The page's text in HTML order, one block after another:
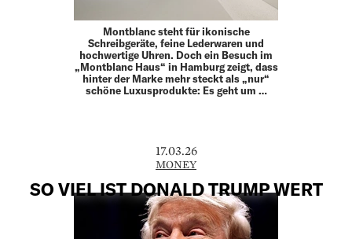
Montblanc steht für ikonische
Schreibgeräte, feine Leder­waren und
hochwertige Uhren. Doch ein Besuch im
„Montblanc Haus“ in Hamburg zeigt, dass
hinter der Marke mehr steckt als „nur“
schöne Luxusprodukte: Es geht um …
17.03.26
MONEY
SO VIEL IST DONALD TRUMP WERT